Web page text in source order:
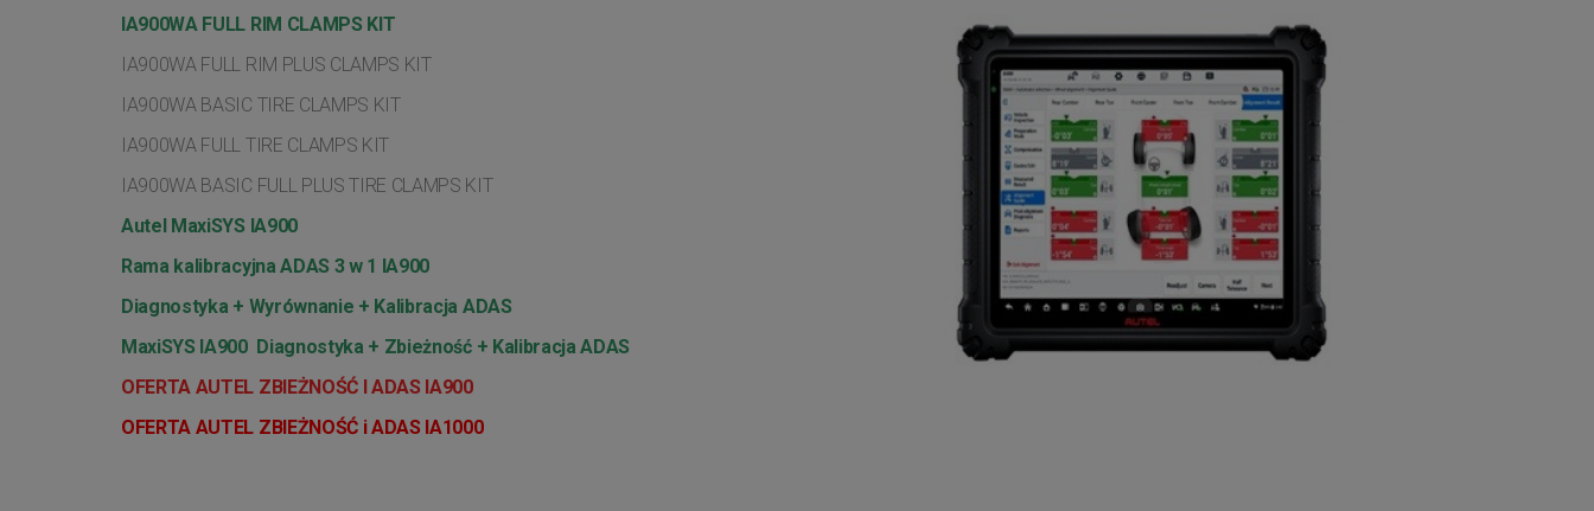
IA900WA FULL RIM CLAMPS KIT
IA900WA FULL RIM PLUS CLAMPS KIT
IA900WA BASIC TIRE CLAMPS KIT
IA900WA FULL TIRE CLAMPS KIT
IA900WA BASIC FULL PLUS TIRE CLAMPS KIT
Autel MaxiSYS IA900
Rama kalibracyjna ADAS 3 w 1 IA900
Diagnostyka + Wyrównanie + Kalibracja ADAS
MaxiSYS IA900 Diagnostyka + Zbieżność + Kalibracja ADAS
OFERTA AUTEL ZBIEŻNOŚĆ I ADAS IA900
OFERTA AUTEL ZBIEŻNOŚĆ i ADAS IA1000